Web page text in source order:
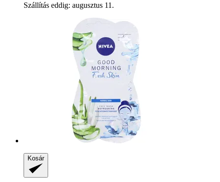
Szállítás eddig: augusztus 11.
Kosár